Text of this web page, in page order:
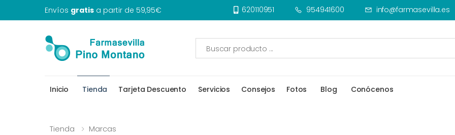
Envíos gratis a partir de 59,95€ 620110951 954941600 info@farmasevilla.es
Inicio Tienda Tarjeta Descuento Servicios Consejos Fotos Blog Conócenos
Tienda Marcas